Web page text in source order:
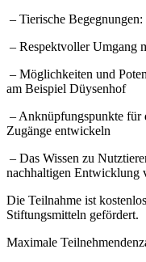
– Tierische
– Respektvoller Umgang
– Möglichkeiten und
am Beispiel Düysenhof
– Anknüpfungspunkte für
Zugänge entwickeln
– Das Wissen zu
nachhaltigen Entwicklung
Die Teilnahme ist
Stiftungsmitteln gefördert.
Maximale